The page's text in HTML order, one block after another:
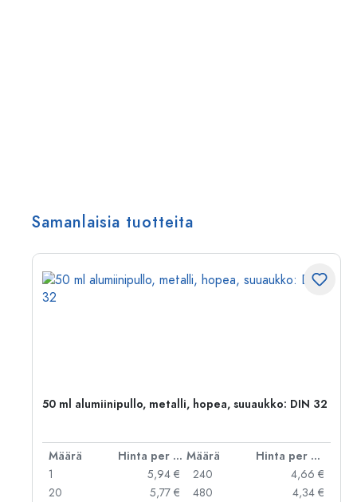
Samanlaisia tuotteita
50 ml alumiinipullo, metalli, hopea, suuaukko: DIN 32
Määrä Hinta per kpl Määrä
Hinta per kpl
1
5,94 €
20
5,77 €
240
4,66 €
480
4,34 €